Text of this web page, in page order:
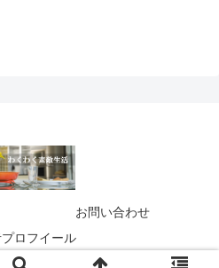
お問い合わせ
ロフイール